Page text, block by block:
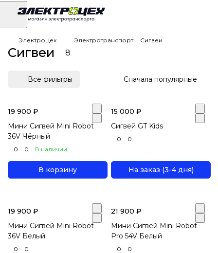
ЭлектроЦех Электротранспорт Сигвеи
Сигвеи 8
Все фильтры Сначала популярные
19 900 ₽
Мини Сигвей Mini Robot
36V Чёрный
0 0 В наличии
В корзину
15 000 ₽
Сигвей GT Kids
0 0
На заказ (3-4 дня)
19 900 ₽
Мини Сигвей Mini Robot
36V Белый
0 0
21 900 ₽
Мини Сигвей Mini Robot
Pro 54V Белый
0 0